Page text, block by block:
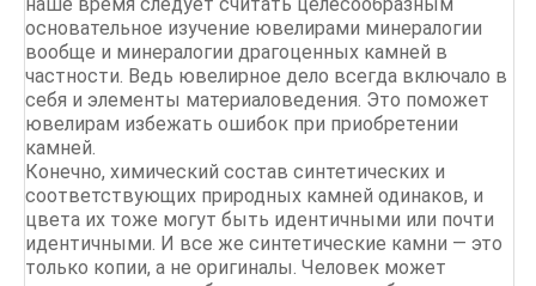
основательное изучение ювелирами минералогии
вообще и минералогии драгоценных камней в
частности. Ведь ювелирное дело всегда включало в
себя и элементы материаловедения. Это поможет
ювелирам избежать ошибок при приобретении
камней.
Конечно, химический состав синтетических и
соответствующих природных камней одинаков, и
цвета их тоже могут быть идентичными или почти
идентичными. И все же синтетические камни — это
только копии, а не оригиналы. Человек может